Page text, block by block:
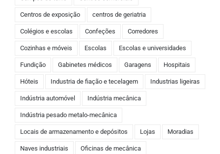
Centros de exposição centros de geriatria
Colégios e escolas Confeções Corredores
Cozinhas e móveis Escolas Escolas e universidades
Fundição Gabinetes médicos Garagens Hospitais
Hóteis Industria de fiação e tecelagem Industrias ligeiras
Indústria automóvel Indústria mecânica
Indústria pesado metalo-mecânica
Locais de armazenamento e depósitos Lojas Moradias
Naves industriais Oficinas de mecânica